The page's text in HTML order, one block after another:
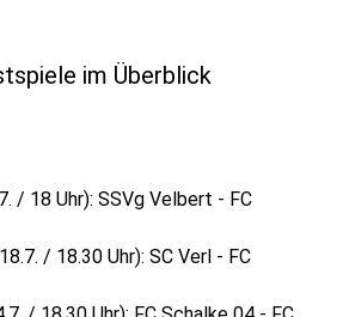
im Überblick
/ 18 Uhr): SSVg Velbert - FC
/ 18.30 Uhr): SC Verl - FC